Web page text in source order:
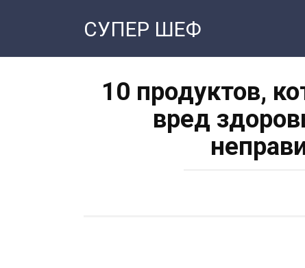
СУПЕР ШЕФ
10 продуктов,
вред